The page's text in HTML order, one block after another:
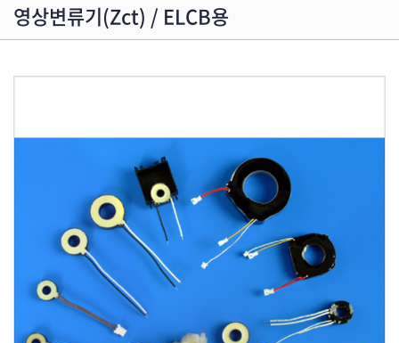
영상변류기(Zct) / ELCB용